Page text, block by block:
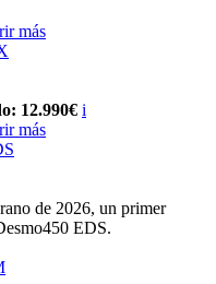
más
12.990€ i
más
de 2026, un primer
EDS.